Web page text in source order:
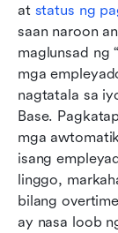
at status ng
saan naroon
maglunsad ng
mga
nagtatala sa
Base.
mga
isang
linggo,
bilang
ay nasa loob